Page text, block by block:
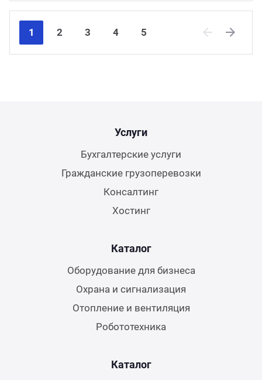
1 2 3 4
5
Услуги
Бухгалтерские услуги
Гражданские грузоперевозки
Консалтинг
Хостинг
Каталог
Оборудование для бизнеса
Охрана и сигнализация
Отопление и вентиляция
Робототехника
Каталог